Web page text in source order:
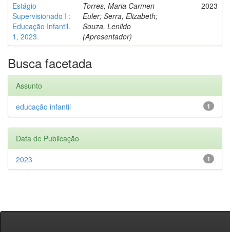
Estágio
Supervisionado I :
Educação Infantil.
1, 2023.
Torres, Maria Carmen
Euler; Serra, Elizabeth;
Souza, Lenildo
(Apresentador)
2023
Busca facetada
Assunto
1
educação infantil
Data de Publicação
1
2023